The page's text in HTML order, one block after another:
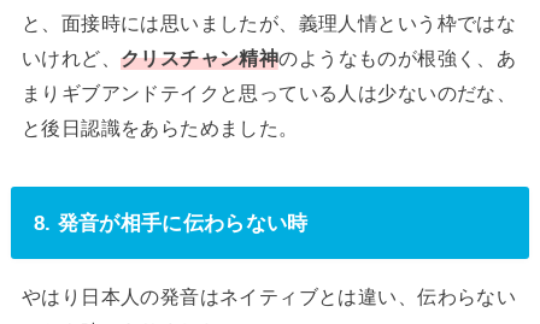
と、面接時には思いましたが、義理人情という枠ではな
いけれど、 クリスチャン精神のようなものが根強く、あ
まりギブアンドテイクと思っている人は少ないのだな、
と後日認識をあらためました。
8. 発音が相手に伝わらない時
やはり日本人の発音はネイティブとは違い、伝わらない